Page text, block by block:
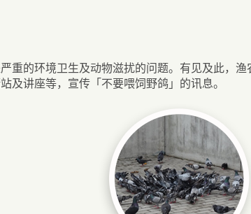
重的环境卫生及动物滋扰的问题。有见及此，
及讲座等，宣传「不要喂饲野鸽」的讯息。